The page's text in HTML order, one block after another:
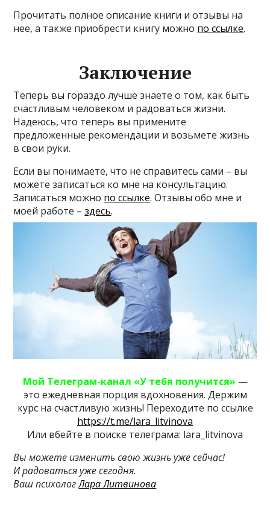
Прочитать полное описание книги и отзывы на
нее, а также приобрести книгу можно по ссылке.
Заключение
Теперь вы гораздо лучше знаете о том, как быть
счастливым человеком и радоваться жизни.
Надеюсь, что теперь вы примените
предложенные рекомендации и возьмете жизнь
в свои руки.
Если вы понимаете, что не справитесь сами – вы
можете записаться ко мне на консультацию.
Записаться можно по ссылке. Отзывы обо мне и
моей работе –здесь.
Мой Телеграм-канал «У тебя получится» —
это ежедневная порция вдохновения. Держим
курс на счастливую жизнь! Переходите по ссылке
https://t.me/lara_litvinova
Или вбейте в поиске телеграма: lara_litvinova
Вы можете изменить свою жизнь уже сейчас!
И радоваться уже сегодня.
Ваш психологЛара Литвинова